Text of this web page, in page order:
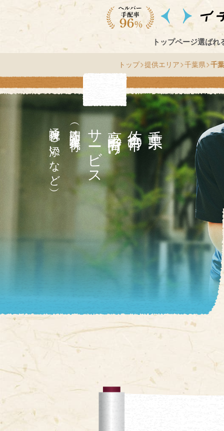
トップページ選ばれ
トップ 提供エリア 千葉県 千
千
葉
県
佐
倉
市
の
高齢者向け
サ
ー
ビス
（訪問介護・家事代行
通院付き添いなど）